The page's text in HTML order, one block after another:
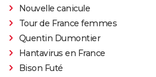
Nouvelle canicule
Tour de France femmes
Quentin Dumontier
Hantavirus en France
Bison Futé